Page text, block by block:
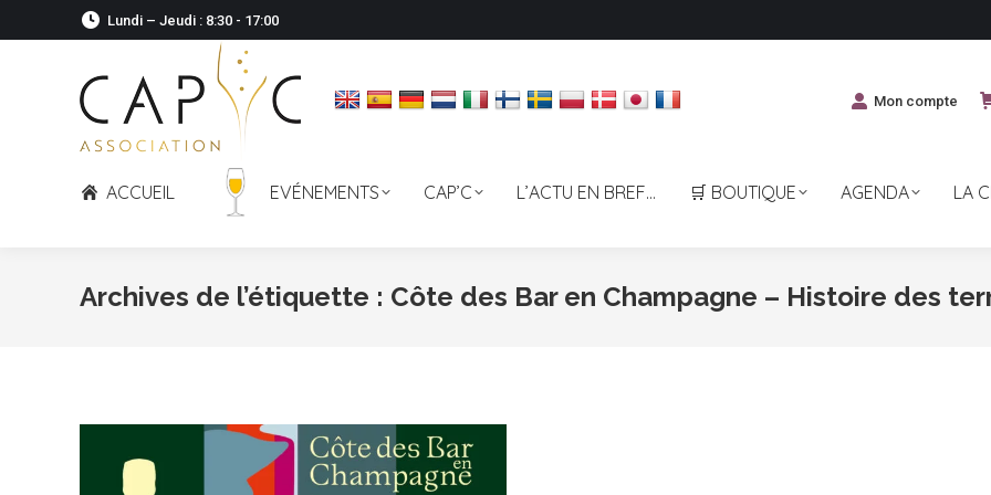
Lundi – Jeudi : 8:30 - 17:00
Mon compte
ACCUEIL EVÉNEMENTS CAP’C L’ACTU EN BREF… 🛒 BOUTIQUE AGENDA LA
Archives de l’étiquette : Côte des Bar en Champagne – Histoire des